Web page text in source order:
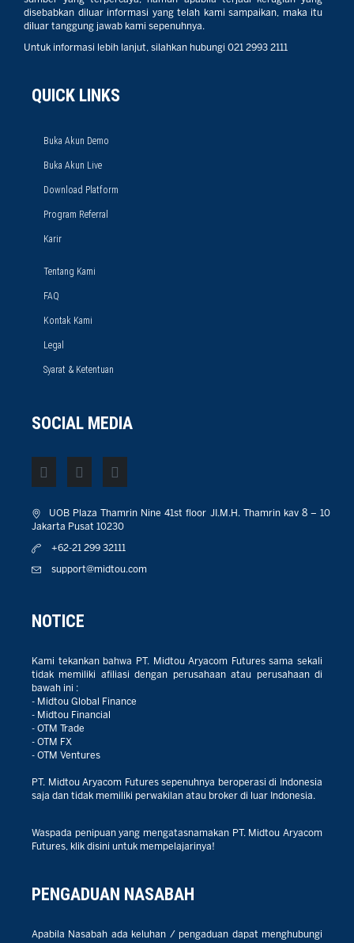
disebabkan diluar informasi yang telah kami sampaikan, maka itu
diluar tanggung jawab kami sepenuhnya.
Untuk informasi lebih lanjut, silahkan hubungi 021 2993 2111
QUICK LINKS
Buka Akun Demo
Buka Akun Live
Download Platform
Program Referral
Karir
Tentang Kami
FAQ
Kontak Kami
Legal
Syarat & Ketentuan
SOCIAL MEDIA
UOB Plaza Thamrin Nine 41st floor JI.M.H. Thamrin kav 8 – 10
Jakarta Pusat 10230
+62-21 299 32111
support@midtou.com
NOTICE
Kami tekankan bahwa PT. Midtou Aryacom Futures sama sekali
tidak memiliki afiliasi dengan perusahaan atau perusahaan di
bawah ini :
- Midtou Global Finance
- Midtou Financial
- OTM Trade
- OTM FX
- OTM Ventures
PT. Midtou Aryacom Futures sepenuhnya beroperasi di Indonesia
saja dan tidak memiliki perwakilan atau broker di luar Indonesia.
Waspada penipuan yang mengatasnamakan PT. Midtou Aryacom
Futures, klik disini untuk mempelajarinya!
PENGADUAN NASABAH
Apabila Nasabah ada keluhan / pengaduan dapat menghubungi